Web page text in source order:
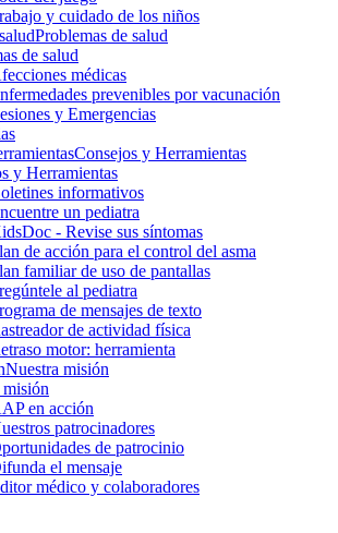
y cuidado de los niños
Problemas de salud
de salud
médicas
prevenibles por vacunación
y Emergencias
Consejos y Herramientas
y Herramientas
informativos
un pediatra
- Revise sus síntomas
de acción para el control del asma
familiar de uso de pantallas
al pediatra
de mensajes de texto
de activida​d física
motor: herramienta
Nuestra misión
en acción
patrocinadores
de patrocinio
el mensaje
médico y colaboradores